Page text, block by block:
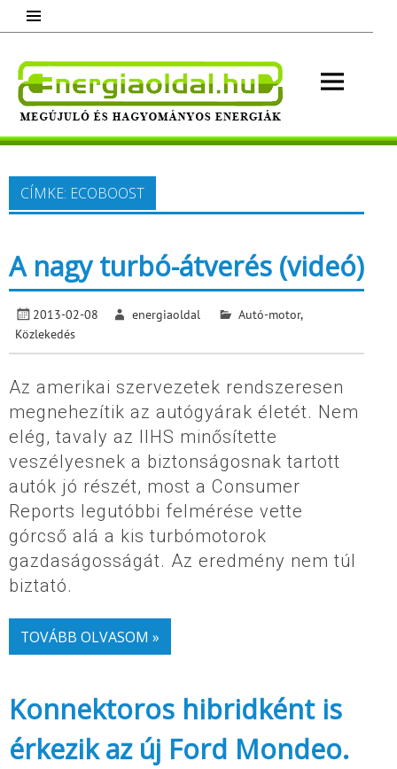
content
Megújuló és hagyományos energiák.
Minden, ami energia!
CÍMKE: ECOBOOST
A nagy turbó-átverés (videó)
2013-02-08 energiaoldal Autó-motor,
Közlekedés
Az amerikai szervezetek rendszeresen
megnehezítik az autógyárak életét. Nem
elég, tavaly az IIHS minősítette
veszélyesnek a biztonságosnak tartott
autók jó részét, most a Consumer
Reports legutóbbi felmérése vette
górcső alá a kis turbómotorok
gazdaságosságát. Az eredmény nem túl
biztató.
TOVÁBB OLVASOM »
Konnektoros hibridként is
érkezik az új Ford Mondeo.